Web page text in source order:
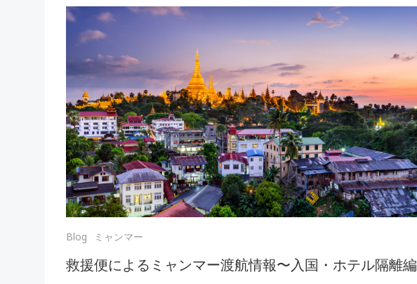
Blog ミャンマー
救援便によるミャンマー渡航情報〜入国・ホテル隔離編